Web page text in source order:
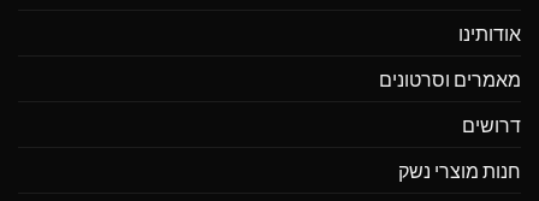
אודותינו
מאמרים וסרטונים
דרושים
חנות מוצרי נשק